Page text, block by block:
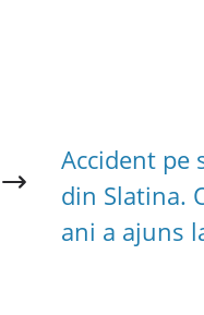
Accident pe
din Slatina.
ani a ajuns